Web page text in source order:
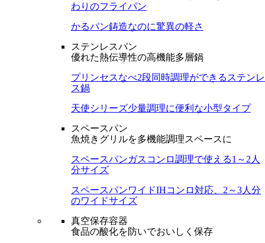
わりのフライパン
かるパン鋳造なのに驚異の軽さ
ステンレスパン
優れた熱伝導性の高機能多層鍋
プリンセスなべ2段同時調理ができるステンレ
ス鍋
天使シリーズ少量調理に便利な小型タイプ
スペースパン
魚焼きグリルを多機能調理スペースに
スペースパンガスコンロ調理で使える1～2人
分サイズ
スペースパンワイドIHコンロ対応、2～3人分
のワイドサイズ
真空保存容器
食品の酸化を防いでおいしく保存